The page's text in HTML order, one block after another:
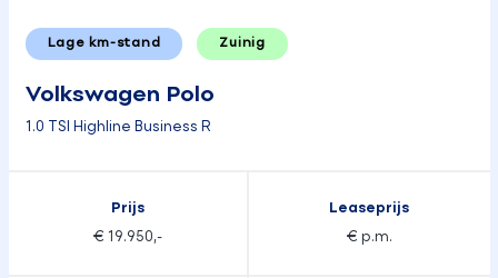
Lage km-stand Zuinig
Volkswagen Polo
1.0 TSI Highline Business R
Prijs
€ 19.950,-
Leaseprijs
€ p.m.